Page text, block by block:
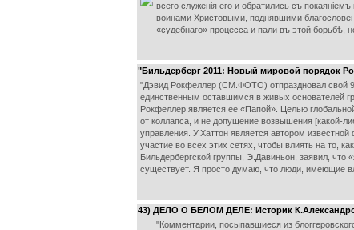
всего служенія его и обратились съ
воинами Христовыми, поднявшими
«судебнаго» процесса и пали въ этой борьбѣ,
"Бильдерберг 2011: Новый мировой порядок
"Дэвид Рокфеллер (СМ.ФОТО) отпраздновал свой
единственным оставшимся в живых основателей
Рокфеллер является ее «Папой». Целью
от коллапса, и не допущение возвышения [какой-
управления. У.Хаттон является автором
участие во всех этих сетях, чтобы влиять на то,
Бильдербергской группы, Э.Давиньон, заявил,
существует. Я просто думаю, что люди, имеющие
43) ДЕЛО О БЕЛОМ ДЕЛЕ: Историк
"Комментарии, посыпавшиеся из